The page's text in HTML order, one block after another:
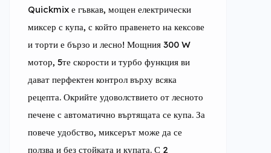
Quickmix е гъвкав, мощен електрически
миксер с купа, с който правенето на кексове
и торти е бързо и лесно! Мощния 300 W
мотор, 5те скорости и турбо функция ви
дават перфектен контрол върху всяка
рецепта. Окрийте удоволствието от лесното
печене с автоматично въртящата се купа. За
повече удобство, миксерът може да се
ползва и без стойката и купата. С 2